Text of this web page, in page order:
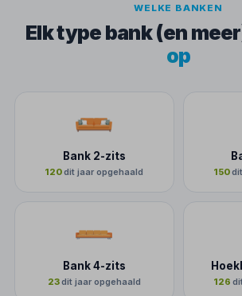
WELKE BANKEN
Elk type bank (en
op
Bank 2-zits
120dit jaar opgehaald 150
Bank 4-zits
23dit jaar opgehaald 126